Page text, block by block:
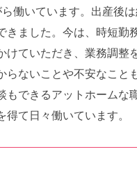
働いています。出産後
きました。今は、時短勤
けていただき、業務調整
ないことや不安なこと
もできるアットホームな
得て日々働いています。